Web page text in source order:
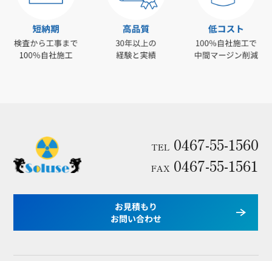
TEL 0467-55-1560
FAX 0467-55-1561
お見積もり
お問い合わせ